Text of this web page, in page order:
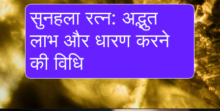
सुनहला रत्न: अद्भुत
लाभ और धारण करने
की विधि